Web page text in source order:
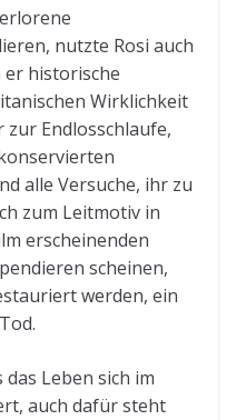
nutzte Rosi auch
historische
Wirklichkeit
Endlosschlaufe,
alle Versuche, ihr zu
zum Leitmotiv in
erscheinenden
scheinen,
werden, ein
Leben sich im
auch dafür steht